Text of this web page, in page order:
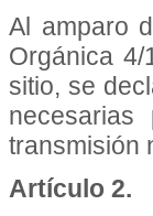
Al amparo
Orgánica
sitio, se
transmisión
Artículo 2.